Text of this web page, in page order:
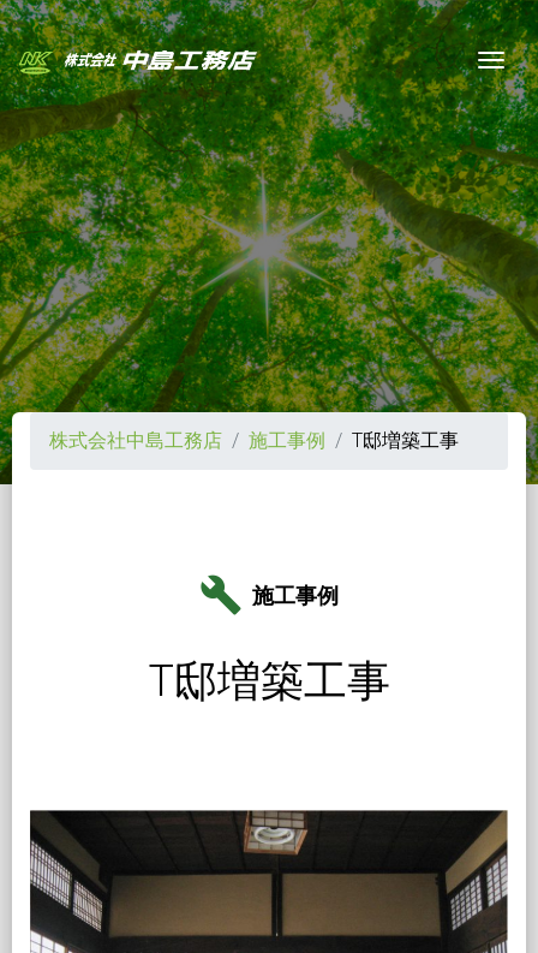
株式会社中島工務店 施工事例 T邸増築工事
build 施工事例
T邸増築工事